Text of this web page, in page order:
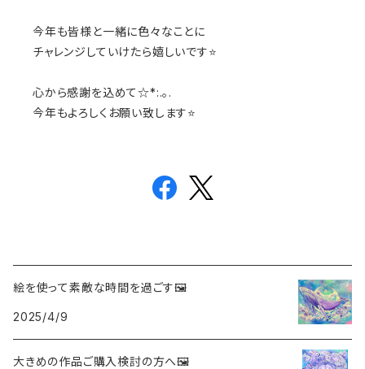
今年も皆様と一緒に色々なことに
チャレンジしていけたら嬉しいです⭐️
心から感謝を込めて☆*:.｡.
今年もよろしくお願い致します⭐️
絵を使って素敵な時間を過ごす🖼️
2025/4/9
大きめの作品ご購入検討の方へ🖼